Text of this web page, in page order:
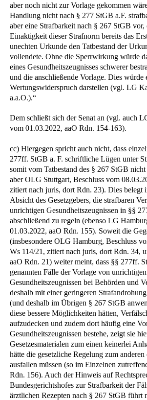
aber noch nicht zur Vorlage gekommen
Handlung nicht nach § 277 StGB a.F.
aber eine Strafbarkeit nach § 267 StGB vor,
Einaktigkeit dieser Strafnorm bereits das
unechten Urkunde den Tatbestand der
vollendete. Ohne die Sperrwirkung würde
eines Gesundheitszeugnisses schwerer
und die anschließende Vorlage. Dies würde
Wertungswiderspruch darstellen (vgl. LG
a.a.O.).“
Dem schließt sich der Senat an (vgl. auch
vom 01.03.2022, aaO Rdn. 154-163).
cc) Hiergegen spricht auch nicht, dass
277ff. StGB a. F. schriftliche Lügen unter
somit vom Tatbestand des § 267 StGB
aber OLG Stuttgart, Beschluss vom
zitiert nach juris, dort Rdn. 23). Dies belegt
Absicht des Gesetzgebers, die strafbaren
unrichtigen Gesundheitszeugnissen in §§
abschließend zu regeln (ebenso LG
01.03.2022, aaO Rdn. 155). Soweit die
(insbesondere OLG Hamburg, Beschluss
Ws 114/21, zitiert nach juris, dort Rdn. 34,
aaO Rdn. 21) weiter meint, dass §§ 277ff.
genannten Fälle der Vorlage von unrichtigen
Gesundheitszeugnissen bei Behörden und
deshalb mit einer geringeren
(und deshalb im Übrigen § 267 StGB
diese bessere Möglichkeiten hätten,
aufzudecken und zudem dort häufig eine
Gesundheitszeugnissen bestehe, zeigt sie
Gesetzesmaterialen zum einen keinerlei
hätte die gesetzliche Regelung zum anderen
ausfallen müssen (so im Einzelnen
Rdn. 156). Auch der Hinweis auf
Bundesgerichtshofes zur Strafbarkeit der
ärztlichen Rezepten nach § 267 StGB führt